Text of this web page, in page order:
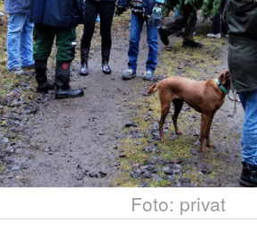
Foto: privat